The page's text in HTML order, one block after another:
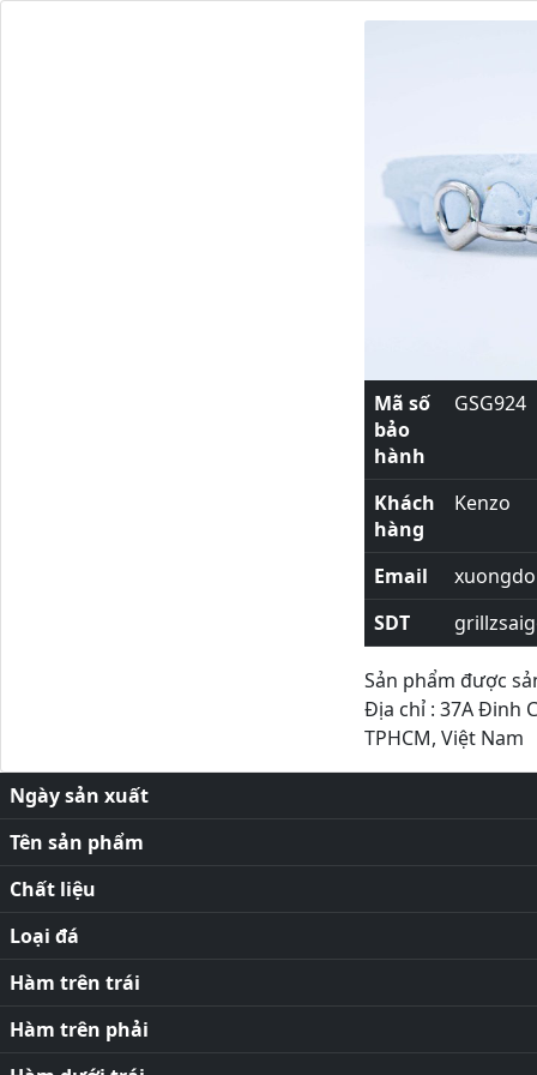
Mã số
bảo
hành
GSG924
Khách
hàng
Kenzo
Email
SDT
Sản phẩm được
Địa chỉ : 37A Đinh
TPHCM, Việt Nam
Ngày sản xuất
Tên sản phẩm
Chất liệu
Loại đá
Hàm trên trái
Hàm trên phải